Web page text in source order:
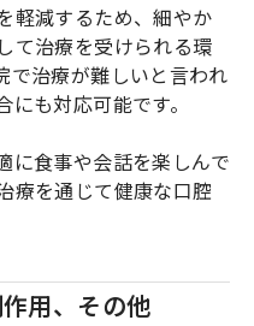
軽減するため、細やか
て治療を受けられる環
で治療が難しいと言われ
も対応可能です。
に食事や会話を楽しんで
療を通じて健康な口腔
用、その他